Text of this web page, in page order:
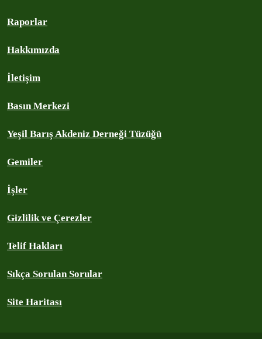
Raporlar
Hakkımızda
İletişim
Basın Merkezi
Yeşil Barış Akdeniz Derneği Tüzüğü
Gemiler
İşler
Gizlilik ve Çerezler
Telif Hakları
Sıkça Sorulan Sorular
Site Haritası